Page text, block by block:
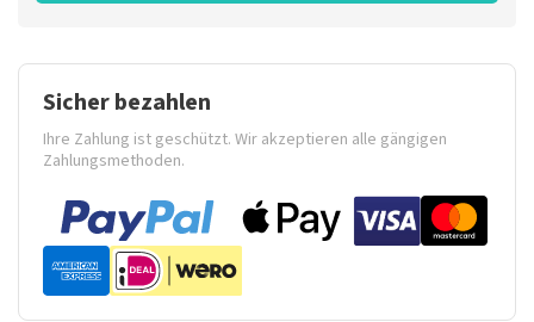
Sicher bezahlen
Ihre Zahlung ist geschützt. Wir akzeptieren alle gängigen
Zahlungsmethoden.